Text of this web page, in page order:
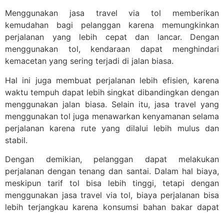
Menggunakan jasa travel via tol memberikan
kemudahan bagi pelanggan karena memungkinkan
perjalanan yang lebih cepat dan lancar. Dengan
menggunakan tol, kendaraan dapat menghindari
kemacetan yang sering terjadi di jalan biasa.
Hal ini juga membuat perjalanan lebih efisien, karena
waktu tempuh dapat lebih singkat dibandingkan dengan
menggunakan jalan biasa. Selain itu, jasa travel yang
menggunakan tol juga menawarkan kenyamanan selama
perjalanan karena rute yang dilalui lebih mulus dan
stabil.
Dengan demikian, pelanggan dapat melakukan
perjalanan dengan tenang dan santai. Dalam hal biaya,
meskipun tarif tol bisa lebih tinggi, tetapi dengan
menggunakan jasa travel via tol, biaya perjalanan bisa
lebih terjangkau karena konsumsi bahan bakar dapat